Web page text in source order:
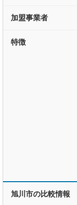
加盟事業者
特徴
旭川市の比較情報